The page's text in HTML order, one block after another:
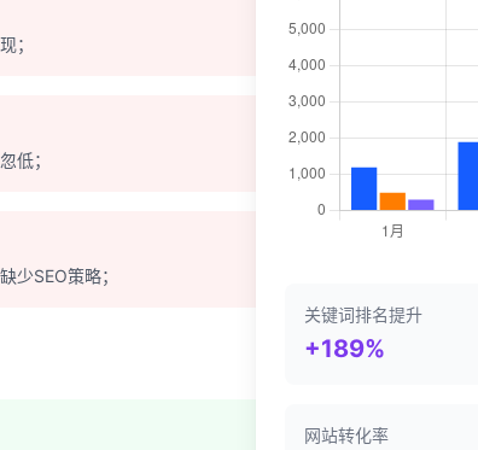
；
低；
少SEO策略；
关键词排名提升
+189%
网站转化率